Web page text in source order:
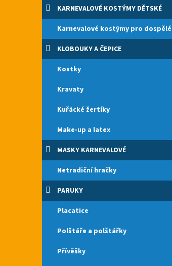
KARNEVALOVÉ KOSTÝMY DĚTSKÉ
Karnevalové kostýmy pro dospělé
KLOBOUKY A ČEPICE
Kostky
Kravaty
Kuřácké žertíky
Make-up a latex
MASKY KARNEVALOVÉ
Netradiční hračky
PARUKY
Placatice
Polštáře a polštářky
Přívěšky